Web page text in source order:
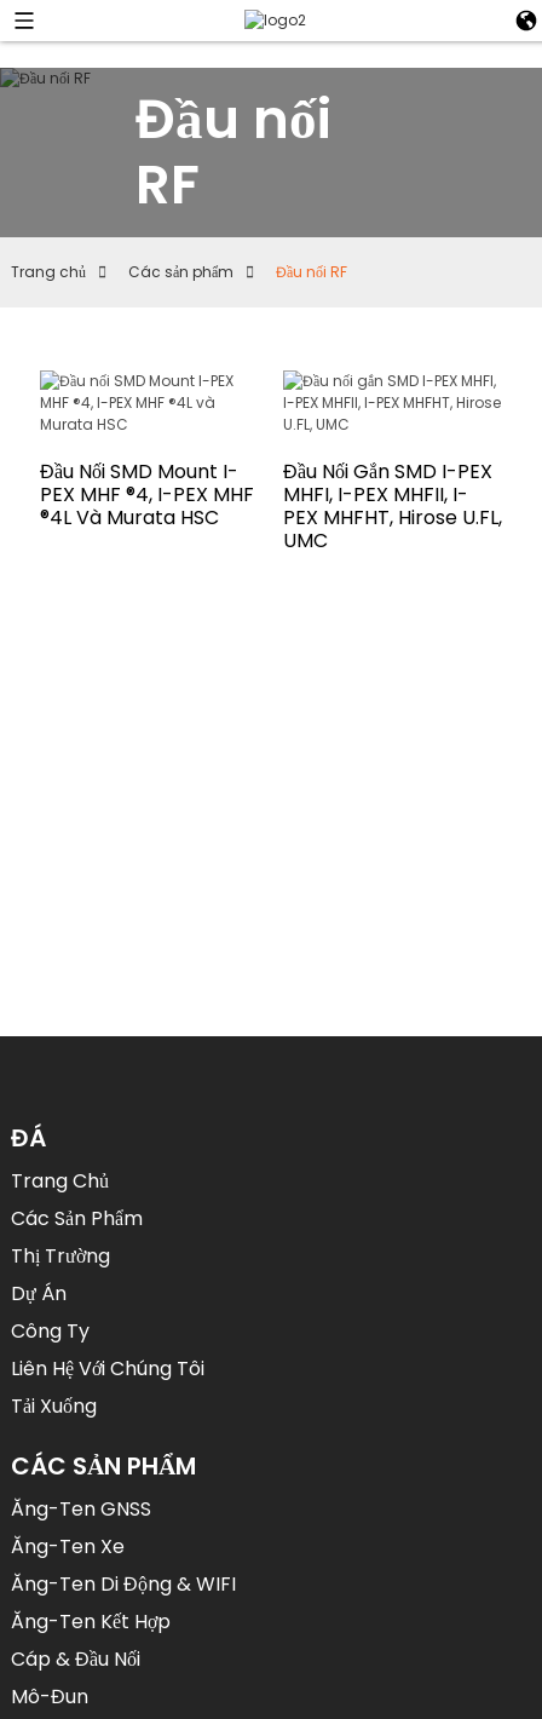
Đầu nối
RF
Trang chủ Các sản phẩm Đầu nối RF
Đầu Nối SMD Mount I-
PEX MHF ®4, I-PEX MHF
®4L Và Murata HSC
Đầu Nối Gắn SMD I-PEX
MHFI, I-PEX MHFII, I-
PEX MHFHT, Hirose U.FL,
UMC
ĐÁ
Trang Chủ
Các Sản Phẩm
Thị Trường
Dự Án
Công Ty
Liên Hệ Với Chúng Tôi
Tải Xuống
CÁC SẢN PHẨM
Ăng-Ten GNSS
Ăng-Ten Xe
Ăng-Ten Di Động & WIFI
Ăng-Ten Kết Hợp
Cáp & Đầu Nối
Mô-Đun